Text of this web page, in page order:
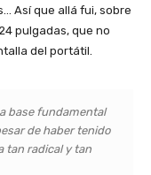
Así que allá fui, sobre
pulgadas, que no
del portátil.
base fundamental
de haber tenido
tan radical y tan